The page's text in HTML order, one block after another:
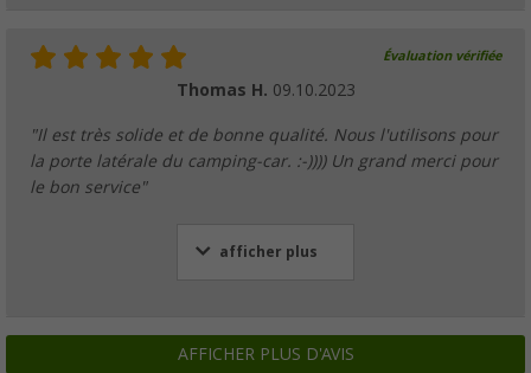
Évaluation vérifiée
Thomas H. 09.10.2023
"Il est très solide et de bonne qualité. Nous l'utilisons pour
la porte latérale du camping-car. :-)))) Un grand merci pour
le bon service"
afficher plus
AFFICHER PLUS D'AVIS